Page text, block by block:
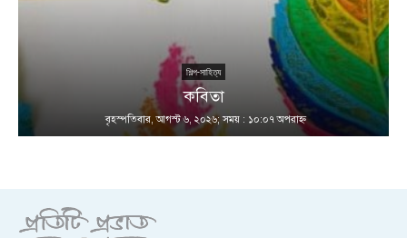
শিল্প-সাহিত্য
কবিতা
বৃহস্পতিবার, আগস্ট ৬, ২০২৬; সময় : ১০:০৭ অপরাহ্ণ